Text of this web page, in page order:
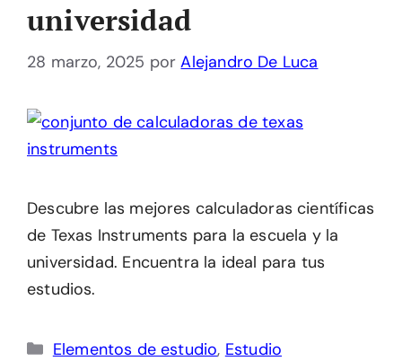
universidad
28 marzo, 2025 porAlejandro De Luca
Descubre las mejores calculadoras científicas
de Texas Instruments para la escuela y la
universidad. Encuentra la ideal para tus
estudios.
Categorías
Elementos de estudio, Estudio